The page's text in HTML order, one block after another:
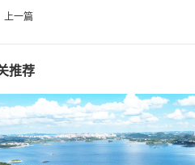
上一篇
推荐